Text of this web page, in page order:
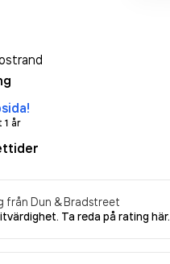
år
från Dun & Bradstreet
Ta reda på rating här.